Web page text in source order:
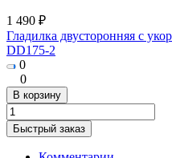
1 490 ₽
Гладилка двусторонняя с
DD175-2
0
0
В корзину
Быстрый заказ